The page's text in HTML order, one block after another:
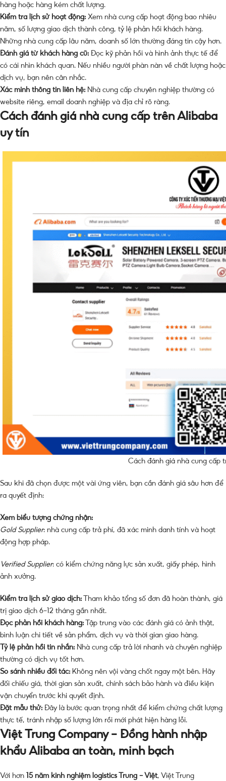
hàng hoặc hàng kém chất lượng.
Kiểm tra lịch sử hoạt động: Xem nhà cung cấp hoạt động bao nhiêu
năm, số lượng giao dịch thành công, tỷ lệ phản hồi khách hàng.
Những nhà cung cấp lâu năm, doanh số lớn thường đáng tin cậy hơn.
Đánh giá từ khách hàng cũ: Đọc kỹ phản hồi và hình ảnh thực tế để
có cái nhìn khách quan. Nếu nhiều người phàn nàn về chất lượng hoặc
dịch vụ, bạn nên cân nhắc.
Xác minh thông tin liên hệ: Nhà cung cấp chuyên nghiệp thường có
website riêng, email doanh nghiệp và địa chỉ rõ ràng.
Cách đánh giá nhà cung cấp trên Alibaba
uy tín
Cách đánh giá nhà cung cấp
Sau khi đã chọn được một vài ứng viên, bạn cần đánh giá sâu hơn để
ra quyết định:
Xem biểu tượng chứng nhận:
Gold Supplier: nhà cung cấp trả phí, đã xác minh danh tính và hoạt
động hợp pháp.
Verified Supplier: có kiểm chứng năng lực sản xuất, giấy phép, hình
ảnh xưởng.
Kiểm tra lịch sử giao dịch: Tham khảo tổng số đơn đã hoàn thành, giá
trị giao dịch 6–12 tháng gần nhất.
Đọc phản hồi khách hàng: Tập trung vào các đánh giá có ảnh thật,
bình luận chi tiết về sản phẩm, dịch vụ và thời gian giao hàng.
Tỷ lệ phản hồi tin nhắn: Nhà cung cấp trả lời nhanh và chuyên nghiệp
thường có dịch vụ tốt hơn.
So sánh nhiều đối tác: Không nên vội vàng chốt ngay một bên. Hãy
đối chiếu giá, thời gian sản xuất, chính sách bảo hành và điều kiện
vận chuyển trước khi quyết định.
Đặt mẫu thử: Đây là bước quan trọng nhất để kiểm chứng chất lượng
thực tế, tránh nhập số lượng lớn rồi mới phát hiện hàng lỗi.
Việt Trung Company – Đồng hành nhập
khẩu Alibaba an toàn, minh bạch
Với hơn 15 năm kinh nghiệm logistics Trung – Việt, Việt Trung